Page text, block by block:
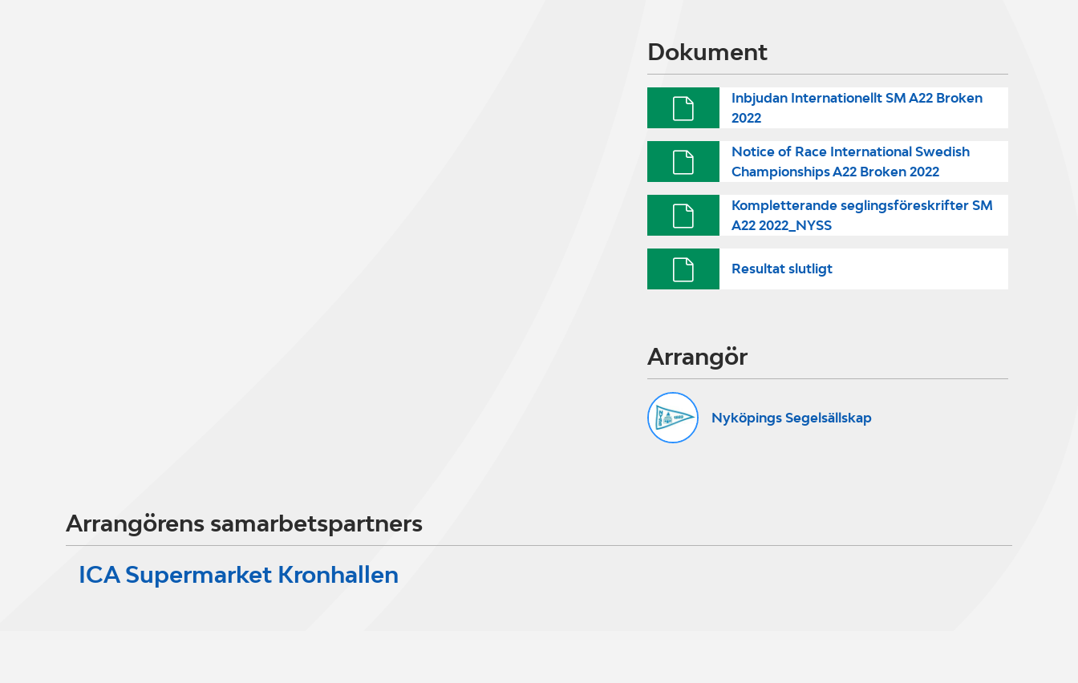
Dokument
Inbjudan Internationellt SM A22 Broken
2022
Notice of Race International Swedish
Championships A22 Broken 2022
Kompletterande seglingsföreskrifter SM
A22 2022_NYSS
Resultat slutligt
Arrangör
Nyköpings Segelsällskap
Arrangörens samarbetspartners
ICA Supermarket Kronhallen